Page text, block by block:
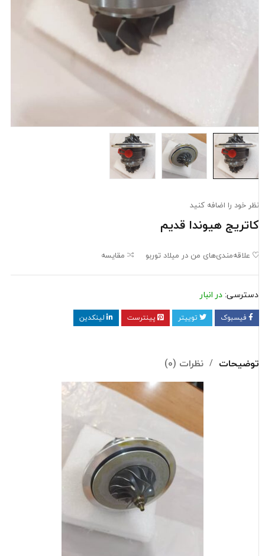
نظر خود را اضافه کنید
کاتریج هیوندا قدیم
علاقه‌مندی‌های من در میلاد توربو مقایسه
دسترسی:در انبار
فیسبوک توییتر پینترست لینکدین
توضیحات نظرات (0)